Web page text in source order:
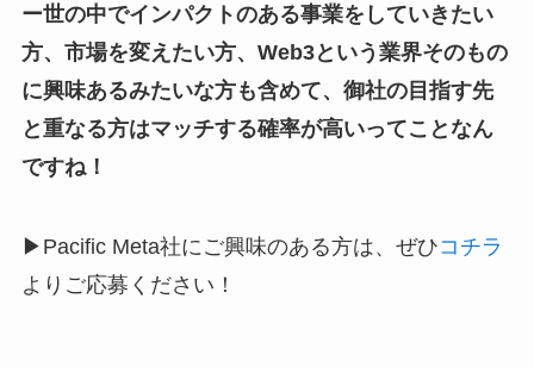
ー世の中でインパクトのある事業をしていきたい
方、市場を変えたい方、Web3という業界そのもの
に興味あるみたいな方も含めて、御社の目指す先
と重なる方はマッチする確率が高いってことなん
ですね！
▶︎Pacific Meta社にご興味のある方は、ぜひコチラ
よりご応募ください！